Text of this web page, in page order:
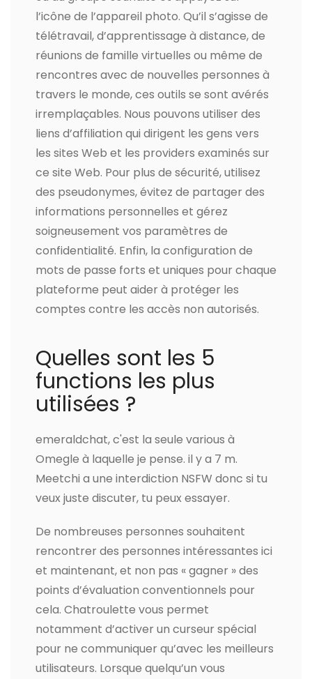
l’icône de l’appareil photo. Qu’il s’agisse de
télétravail, d’apprentissage à distance, de
réunions de famille virtuelles ou même de
rencontres avec de nouvelles personnes à
travers le monde, ces outils se sont avérés
irremplaçables. Nous pouvons utiliser des
liens d’affiliation qui dirigent les gens vers
les sites Web et les providers examinés sur
ce site Web. Pour plus de sécurité, utilisez
des pseudonymes, évitez de partager des
informations personnelles et gérez
soigneusement vos paramètres de
confidentialité. Enfin, la configuration de
mots de passe forts et uniques pour chaque
plateforme peut aider à protéger les
comptes contre les accès non autorisés.
Quelles sont les 5
functions les plus
utilisées ?
emeraldchat, c'est la seule various à
Omegle à laquelle je pense. il y a 7 m.
Meetchi a une interdiction NSFW donc si tu
veux juste discuter, tu peux essayer.
De nombreuses personnes souhaitent
rencontrer des personnes intéressantes ici
et maintenant, et non pas « gagner » des
points d’évaluation conventionnels pour
cela. Chatroulette vous permet
notamment d’activer un curseur spécial
pour ne communiquer qu’avec les meilleurs
utilisateurs. Lorsque quelqu’un vous